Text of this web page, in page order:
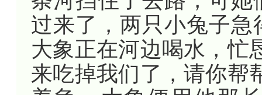
过来了，两只小兔子
大象正在河边喝水，忙
来吃掉我们了，请你帮